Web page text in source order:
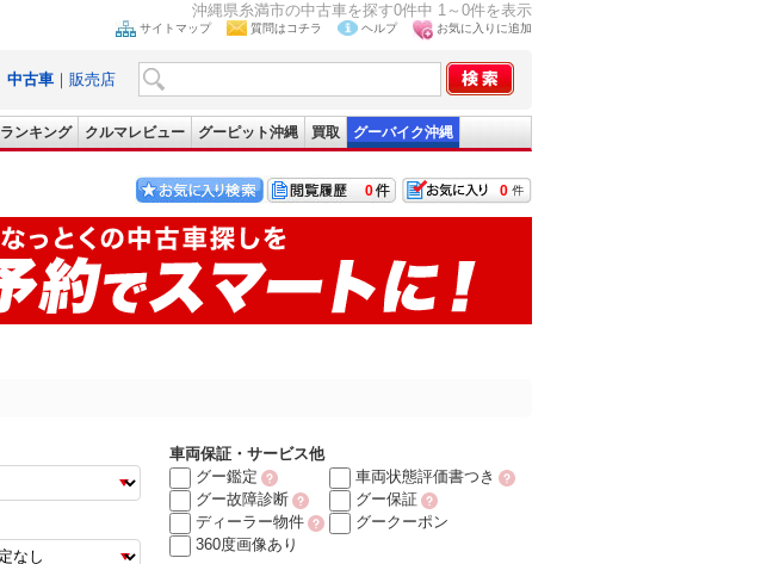
沖縄県糸満市の中古車を探す0件中 1～0件を表示
サイトマップ 質問はコチラ ヘルプ お気に入りに追加
中古車 ｜ 販売店
ランキング クルマレビュー グーピット沖縄 買取 グーバイク沖縄
0
0
車両保証・サービス他
グー鑑定
車両状態評価書つき
グー故障診断
グー保証
ディーラー物件
グークーポン
360度画像あり